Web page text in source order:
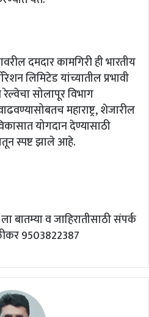
दमदार कामगिरी ही भारतीय
लिमिटेड यांच्यातील प्रभावी
सोलापूर विभाग
महाराष्ट्र, शेजारील
योगदान देण्यासाठी
स्पष्ट झाले आहे.
बातम्या व जाहिरातीसाठी संपर्क
9503822387